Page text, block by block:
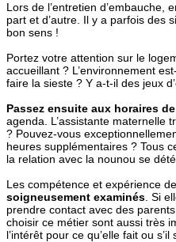
Lors de l’entretien
part et d’autre. Il y a parfois des
bon sens !
Portez votre attention sur le
accueillant ? L’environnement
faire la sieste ? Y a-t-il des jeux
Passez ensuite aux horaires
agenda. L’assistante maternelle
? Pouvez-vous
heures supplémentaires ? Tous
la relation avec la nounou se
Les compétence et expérience
soigneusement examinés . Si
prendre contact avec des
choisir ce métier sont aussi très
l’intérêt pour ce qu’elle fait ou